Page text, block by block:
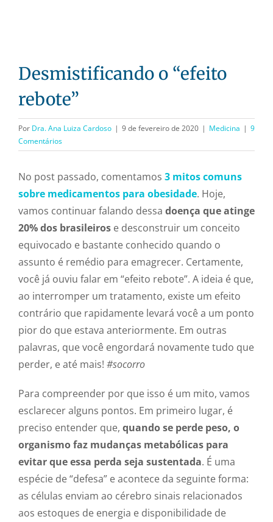
Desmistificando o “efeito
rebote”
Por Dra. Ana Luiza Cardoso | 9 de fevereiro de 2020 | Medicina | 9
Comentários
No post passado, comentamos 3 mitos comuns
sobre medicamentos para obesidade. Hoje,
vamos continuar falando dessa doença que atinge
20% dos brasileiros e desconstruir um conceito
equivocado e bastante conhecido quando o
assunto é remédio para emagrecer. Certamente,
você já ouviu falar em “efeito rebote”. A ideia é que,
ao interromper um tratamento, existe um efeito
contrário que rapidamente levará você a um ponto
pior do que estava anteriormente. Em outras
palavras, que você engordará novamente tudo que
perder, e até mais! #socorro
Para compreender por que isso é um mito, vamos
esclarecer alguns pontos. Em primeiro lugar, é
preciso entender que, quando se perde peso, o
organismo faz mudanças metabólicas para
evitar que essa perda seja sustentada. É uma
espécie de “defesa” e acontece da seguinte forma:
as células enviam ao cérebro sinais relacionados
aos estoques de energia e disponibilidade de